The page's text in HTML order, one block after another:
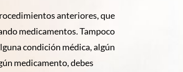
anteriores, que
medicamentos. Tampoco
condición médica, algún
medicamento, debes